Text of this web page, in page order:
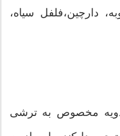
دارچین،فلفل سیاه،
مخصوص به ترشی